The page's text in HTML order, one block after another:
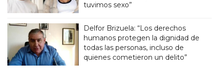
tuvimos sexo”
Delfor Brizuela: “Los derechos
humanos protegen la dignidad de
todas las personas, incluso de
quienes cometieron un delito”